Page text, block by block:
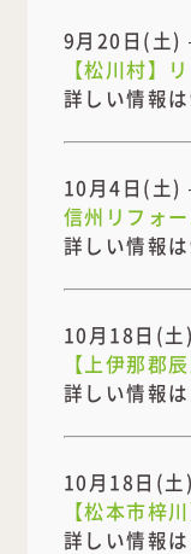
9月20日(土)
【松川村】
詳しい情報
10月4日(土)
信州リフォ
詳しい情報
10月18日(
【上伊那郡
詳しい情報
10月18日(
【松本市梓
詳しい情報